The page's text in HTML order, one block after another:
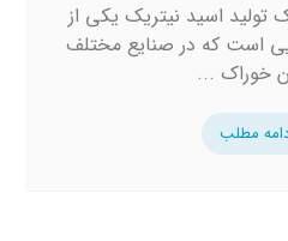
تولید اسید نیتریک یکی از
است که در صنایع مختلف
خوراک ...
مطلب